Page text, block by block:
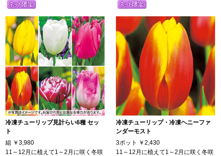
冷凍チューリップ見計らい6種 セッ
ト
組 ￥3,980
11～12月に植えて1～2月に咲く冬咲
冷凍チューリップ・冷凍ヘニーファ
ンダーモスト
3ポット
￥2,430
11～12月に植えて1～2月に咲く冬咲